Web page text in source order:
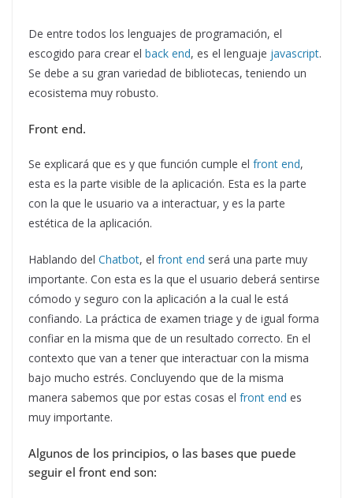
De entre todos los lenguajes de programación, el
escogido para crear el back end, es el lenguaje javascript.
Se debe a su gran variedad de bibliotecas, teniendo un
ecosistema muy robusto.
Front end.
Se explicará que es y que función cumple el front end,
esta es la parte visible de la aplicación. Esta es la parte
con la que le usuario va a interactuar, y es la parte
estética de la aplicación.
Hablando del Chatbot, el front end será una parte muy
importante. Con esta es la que el usuario deberá sentirse
cómodo y seguro con la aplicación a la cual le está
confiando. La práctica de examen triage y de igual forma
confiar en la misma que de un resultado correcto. En el
contexto que van a tener que interactuar con la misma
bajo mucho estrés. Concluyendo que de la misma
manera sabemos que por estas cosas el front end es
muy importante.
Algunos de los principios, o las bases que puede
seguir el front end son: